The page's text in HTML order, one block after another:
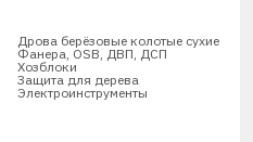
Дрова берёзовые колотые сухие
Фанера, OSB, ДВП, ДСП
Хозблоки
Защита для дерева
Электроинструменты